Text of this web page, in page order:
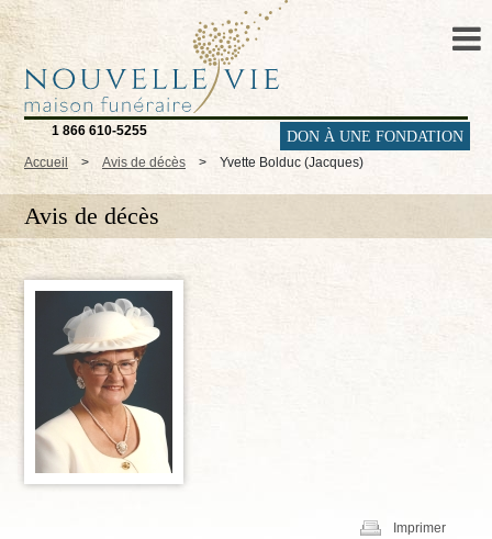
1 866 610-5255 DON À UNE FONDATION
Accueil > Avis de décès > Yvette Bolduc (Jacques)
Avis de décès
Imprimer